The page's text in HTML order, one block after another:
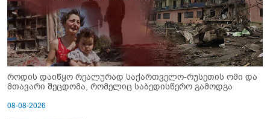
როდის დაიწყო რეალურად საქართველო-რუსეთის ომი და
მთავარი შეცდომა, რომელიც საბედისწერო გამოდგა
08-08-2026